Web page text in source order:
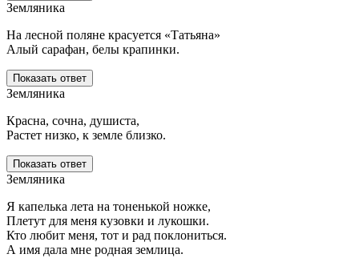
Земляника
На лесной поляне красуется «Татьяна»
Алый сарафан, белы крапинки.
Показать ответ
Земляника
Красна, сочна, душиста,
Растет низко, к земле близко.
Показать ответ
Земляника
Я капелька лета на тоненькой ножке,
Плетут для меня кузовки и лукошки.
Кто любит меня, тот и рад поклониться.
А имя дала мне родная землица.